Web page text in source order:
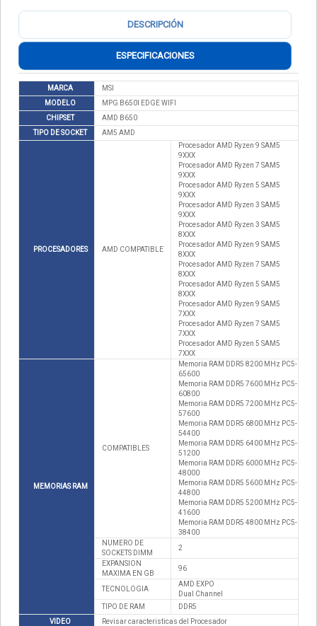
DESCRIPCIÓN
ESPECIFICACIONES
MARCA
MSI
MODELO
MPG B650I EDGE WIFI
CHIPSET
AMD B650
TIPO DE SOCKET
AM5 AMD
PROCESADORES AMD COMPATIBLE
Procesador AMD Ryzen 9 SAM5
9XXX
Procesador AMD Ryzen 7 SAM5
9XXX
Procesador AMD Ryzen 5 SAM5
9XXX
Procesador AMD Ryzen 3 SAM5
9XXX
Procesador AMD Ryzen 3 SAM5
8XXX
Procesador AMD Ryzen 9 SAM5
8XXX
Procesador AMD Ryzen 7 SAM5
8XXX
Procesador AMD Ryzen 5 SAM5
8XXX
Procesador AMD Ryzen 9 SAM5
7XXX
Procesador AMD Ryzen 7 SAM5
7XXX
Procesador AMD Ryzen 5 SAM5
7XXX
MEMORIAS RAM
COMPATIBLES
Memoria RAM DDR5 8200 MHz PC5-
65600
Memoria RAM DDR5 7600 MHz PC5-
60800
Memoria RAM DDR5 7200 MHz PC5-
57600
Memoria RAM DDR5 6800 MHz PC5-
54400
Memoria RAM DDR5 6400 MHz PC5-
51200
Memoria RAM DDR5 6000 MHz PC5-
48000
Memoria RAM DDR5 5600 MHz PC5-
44800
Memoria RAM DDR5 5200 MHz PC5-
41600
Memoria RAM DDR5 4800 MHz PC5-
38400
NUMERO DE
SOCKETS DIMM
2
EXPANSION
MAXIMA EN GB
96
TECNOLOGIA
AMD EXPO
Dual Channel
TIPO DE RAM
DDR5
VIDEO
Revisar caracteristicas del Procesador